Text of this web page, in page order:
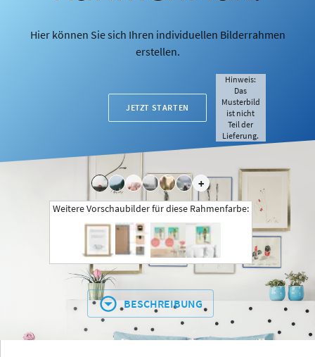
Hier können Sie sich Ihren individuellen Bilderrahmen
erstellen.
JETZT STARTEN
+
Hinweis:
Das
Musterbild
ist nicht
Teil der
Lieferung.
Weitere Vorschaubilder für diese Rahmenfarbe:
BESCHREIBUNG